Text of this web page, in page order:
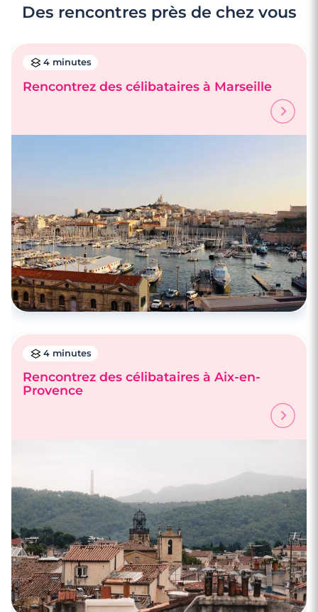
Rencontrez des célibataires à Avignon
Des rencontres près de chez vous
4 minutes
Rencontrez des célibataires à Marseille
4 minutes
Rencontrez des célibataires à Aix-en-
Provence